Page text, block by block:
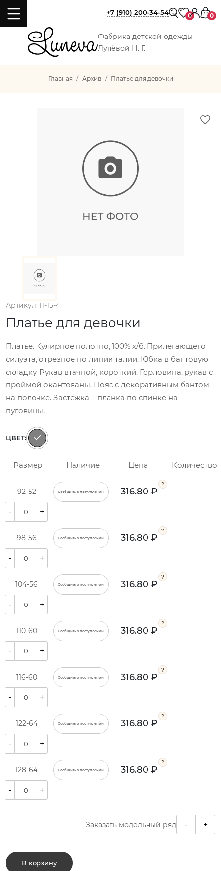
Фабрика детской одежды
Лунёвой Н. Г.
+7 (910) 200-34-54 0 0
Главная Архив Платье для девочки
Артикул: 11-15-4.
Платье для девочки
Платье. Кулирное полотно, 100% х/б. Прилегающего
силуэта, отрезное по линии талии. Юбка в бантовую
складку. Рукав втачной, короткий. Горловина, рукав с
проймой окантованы. Пояс с декоративным бантом
на полочке. Застежка – планка по спинке на
пуговицы.
ЦВЕТ:
Размер Наличие Цена Количество
92-52 Сообщить о поступлении 316.80 ₽
- +
98-56 Сообщить о поступлении 316.80 ₽
- +
104-56 Сообщить о поступлении 316.80 ₽
- +
110-60 Сообщить о поступлении 316.80 ₽
- +
116-60 Сообщить о поступлении 316.80 ₽
- +
122-64 Сообщить о поступлении 316.80 ₽
- +
128-64 Сообщить о поступлении 316.80 ₽
- +
Заказать модельный ряд - +
В корзину